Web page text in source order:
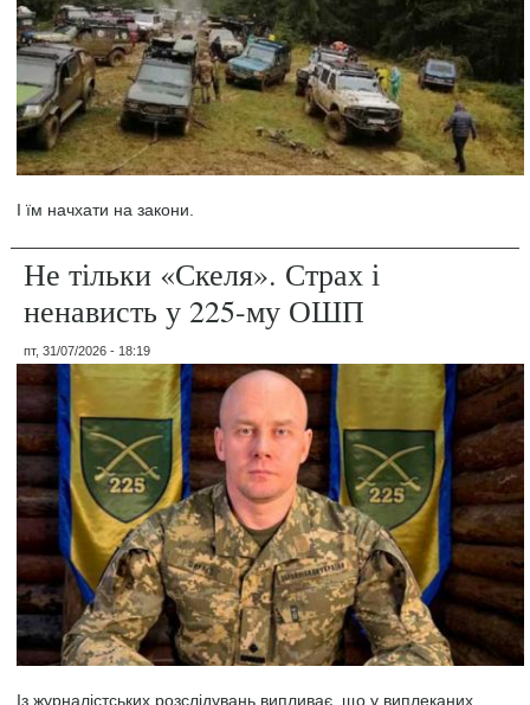
І їм начхати на закони.
Не тільки «Скеля». Страх і
ненависть у 225-му ОШП
пт, 31/07/2026 - 18:19
Із журналістських розслідувань випливає, що у виплеканих